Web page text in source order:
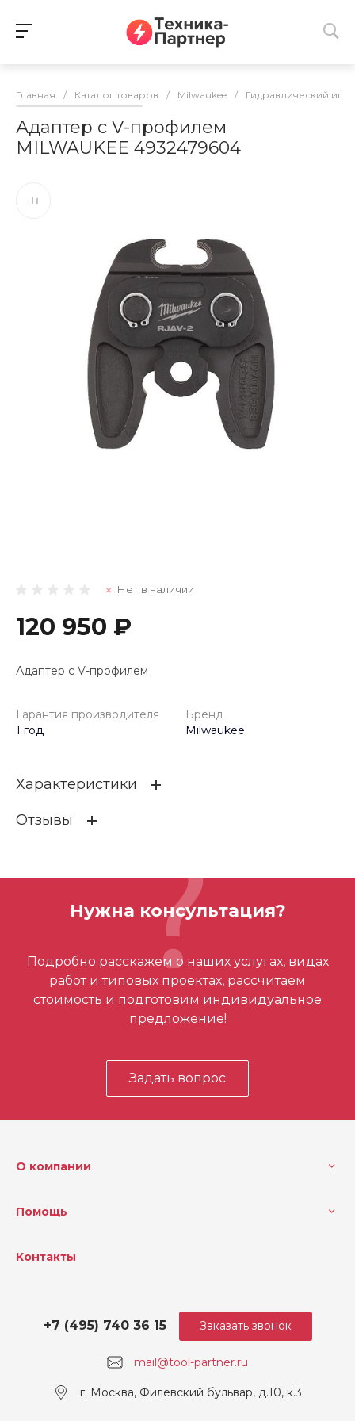
Главная / Каталог товаров / Milwaukee / Гидравлический
Адаптер с V-профилем
MILWAUKEE 4932479604
Нет в наличии
120 950 ₽
Адаптер с V-профилем
Гарантия производителя
1 год
Бренд
Milwaukee
Характеристики
Гарантия производителя
Отзывы
Отзывов ещё нет – ваш может стать
первым
Нужна консультация?
Подробно расскажем о наших услугах, видах
работ и типовых проектах, рассчитаем
стоимость и подготовим индивидуальное
предложение!
Задать вопрос
О компании
Помощь
Контакты
mail@tool-partner.ru
+7 (495) 740 36 15
г. Москва, Филевский бульвар, д.10, к.3
Заказать звонок